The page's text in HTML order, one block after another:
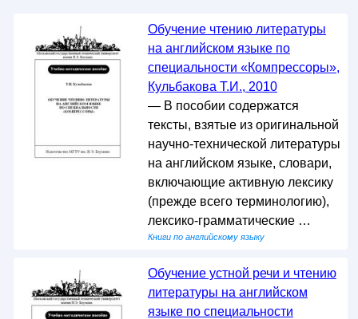
Обучение чтению литературы
на английском языке по
специальности «Компрессоры»,
Кульбакова Т.И., 2010
— В пособии содержатся
тексты, взятые из оригинальной
научно-технической литературы
на английском языке, словари,
включающие активную лексику
(прежде всего терминологию),
лексико-грамматические …
Книги по английскому языку
Обучение устной речи и чтению
литературы на английском
языке по специальности